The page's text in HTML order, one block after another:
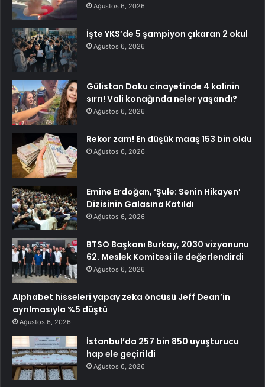
Ağustos 6, 2026
İşte YKS’de 5 şampiyon çıkaran 2 okul
Ağustos 6, 2026
Gülistan Doku cinayetinde 4 kolinin
sırrı! Vali konağında neler yaşandı?
Ağustos 6, 2026
Rekor zam! En düşük maaş 153 bin oldu
Ağustos 6, 2026
Emine Erdoğan, ‘Şule: Senin Hikayen’
Dizisinin Galasına Katıldı
Ağustos 6, 2026
BTSO Başkanı Burkay, 2030 vizyonunu
62. Meslek Komitesi ile değerlendirdi
Ağustos 6, 2026
Alphabet hisseleri yapay zeka öncüsü Jeff Dean’in
ayrılmasıyla %5 düştü
Ağustos 6, 2026
İstanbul’da 257 bin 850 uyuşturucu
hap ele geçirildi
Ağustos 6, 2026